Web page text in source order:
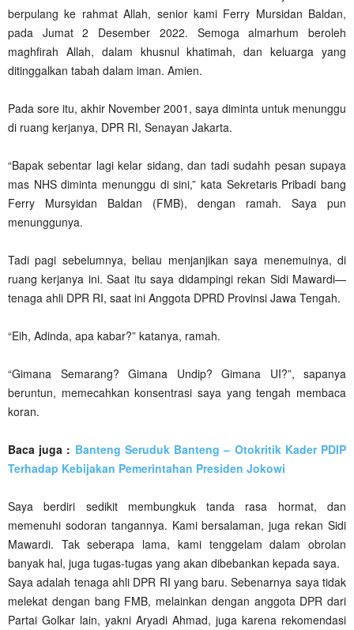
berpulang ke rahmat Allah, senior kami Ferry Mursidan Baldan,
pada Jumat 2 Desember 2022. Semoga almarhum beroleh
maghfirah Allah, dalam khusnul khatimah, dan keluarga yang
ditinggalkan tabah dalam iman. Amien.
Pada sore itu, akhir November 2001, saya diminta untuk menunggu
di ruang kerjanya, DPR RI, Senayan Jakarta.
“Bapak sebentar lagi kelar sidang, dan tadi sudahh pesan supaya
mas NHS diminta menunggu di sini,” kata Sekretaris Pribadi bang
Ferry Mursyidan Baldan (FMB), dengan ramah. Saya pun
menunggunya.
Tadi pagi sebelumnya, beliau menjanjikan saya menemuinya, di
ruang kerjanya ini. Saat itu saya didampingi rekan Sidi Mawardi—
tenaga ahli DPR RI, saat ini Anggota DPRD Provinsi Jawa Tengah.
“Eih, Adinda, apa kabar?” katanya, ramah.
“Gimana Semarang? Gimana Undip? Gimana UI?”, sapanya
beruntun, memecahkan konsentrasi saya yang tengah membaca
koran.
Baca juga : Banteng Seruduk Banteng – Otokritik Kader PDIP
Terhadap Kebijakan Pemerintahan Presiden Jokowi
Saya berdiri sedikit membungkuk tanda rasa hormat, dan
memenuhi sodoran tangannya. Kami bersalaman, juga rekan Sidi
Mawardi. Tak seberapa lama, kami tenggelam dalam obrolan
banyak hal, juga tugas-tugas yang akan dibebankan kepada saya.
Saya adalah tenaga ahli DPR RI yang baru. Sebenarnya saya tidak
melekat dengan bang FMB, melainkan dengan anggota DPR dari
Partai Golkar lain, yakni Aryadi Ahmad, juga karena rekomendasi